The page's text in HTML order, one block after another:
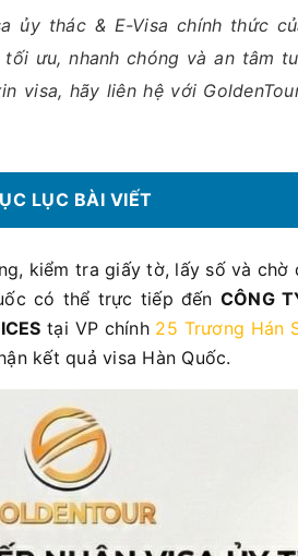
ủy thác & E-Visa chính thức
ưu, nhanh chóng và an tâm
visa, hãy liên hệ với
LỤC BÀI VIẾT
kiểm tra giấy tờ, lấy số và
có thể trực tiếp đến CÔNG
tại VP chính 25 Trương Hán
kết quả visa Hàn Quốc.